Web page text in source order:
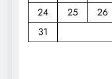
24
25 26
31